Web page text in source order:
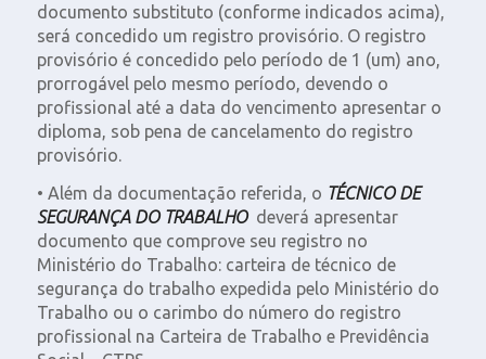
documento substituto (conforme indicados acima),
será concedido um registro provisório. O registro
provisório é concedido pelo período de 1 (um) ano,
prorrogável pelo mesmo período, devendo o
profissional até a data do vencimento apresentar o
diploma, sob pena de cancelamento do registro
provisório.
• Além da documentação referida, o TÉCNICO DE
SEGURANÇA DO TRABALHOdeverá apresentar
documento que comprove seu registro no
Ministério do Trabalho: carteira de técnico de
segurança do trabalho expedida pelo Ministério do
Trabalho ou o carimbo do número do registro
profissional na Carteira de Trabalho e Previdência